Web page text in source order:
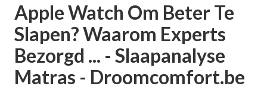
Apple Watch Om Beter Te
Slapen? Waarom Experts
Bezorgd ... - Slaapanalyse
Matras - Droomcomfort.be